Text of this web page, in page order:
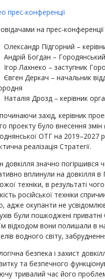
прес-конференції
на прес-
Олександр Підгорний –
Андрій Богдан –
Ігор Лахнеко – заступник
Євген Деркач – начальник
Наталія Дрозд – керівник
захід, керівник
проекту було внесення
ОТГ на 2019–2027
реалізація Стратегії.
довкілля значно погіршився
вплинули на довкілля в
техніки, в результаті
російської техніки
адже окупанти не
були пошкоджені приватні
відходом вони полишали в
водного світу,
безпека і захист
та безпечного
тривалий час його